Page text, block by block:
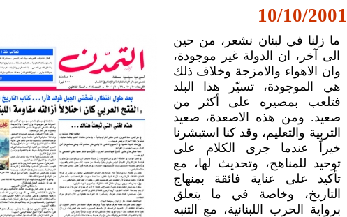
10/10/2001
ما زلنا في لبنان نشعر، من حين
الى آخر، ان الدولة غير موجودة،
وان الاهواء والامزجة وخلاف ذلك
هي الموجودة، تسيّر هذا البلد
فتلعب بمصيره على أكثر من
صعيد. ومن هذه الاصعدة، صعيد
التربية والتعليم، وقد كنا استبشرنا
خيراً عندما جرى الكلام على
توحيد للمناهج، وتحديث لها، مع
تأكيد على عناية فائقة بمنهاج
التاريخ، وخاصة في ما يتعلق
برواية الحرب اللبنانية، مع التنبه